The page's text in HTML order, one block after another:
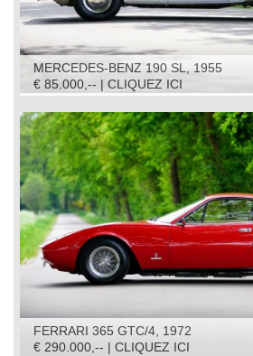
MERCEDES-BENZ 190 SL, 1955
€ 85.000,-- | CLIQUEZ ICI
FERRARI 365 GTC/4, 1972
€ 290.000,-- | CLIQUEZ ICI